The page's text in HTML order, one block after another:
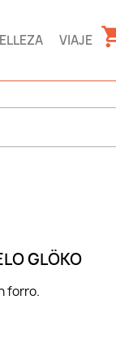
VIAJE
GLÖKO
forro.